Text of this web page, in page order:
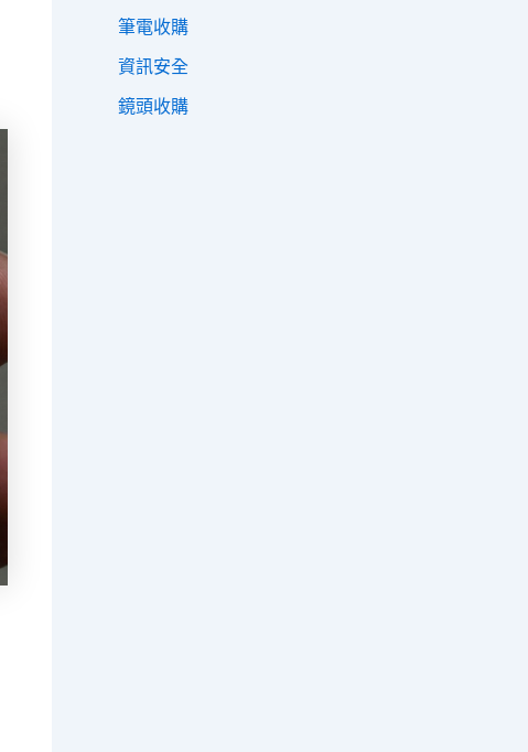
筆電收購
資訊安全
鏡頭收購